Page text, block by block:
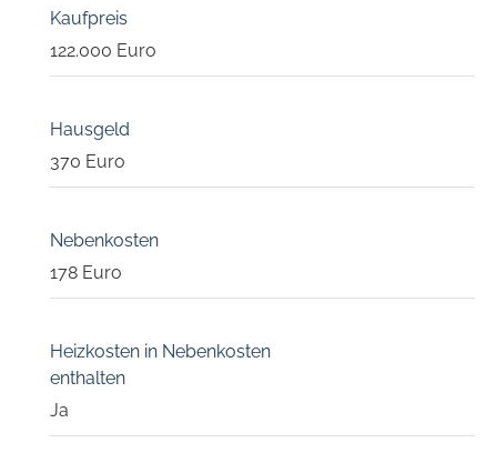
Kaufpreis
122.000 Euro
Hausgeld
370 Euro
Nebenkosten
178 Euro
Heizkosten in Nebenkosten
enthalten
Ja